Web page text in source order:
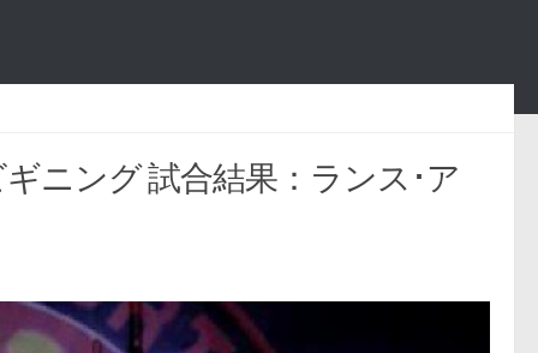
ニング 試合結果：ランス･ア